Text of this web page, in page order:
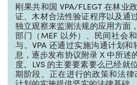
刚果共和国 VPA/FLEGT 在林业
证、木材合法性验证程序以及通
独立观察来监测法规的应用方面
部门（MEF 以外）、民间社会
与。VPA 还通过实施沟通计划和
息，逐步发布协议附录X 中所述
度。LVS 的主要要素要么已经就
期阶段。正在进行的政策和法律